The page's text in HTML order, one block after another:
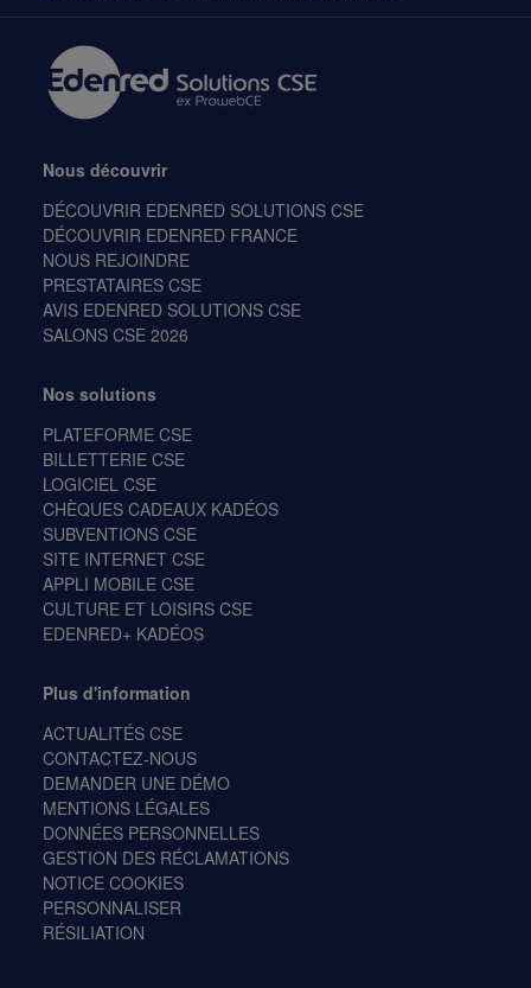
Nous découvrir
DÉCOUVRIR EDENRED SOLUTIONS CSE
DÉCOUVRIR EDENRED FRANCE
NOUS REJOINDRE
PRESTATAIRES CSE
AVIS EDENRED SOLUTIONS CSE
SALONS CSE 2026
Nos solutions
PLATEFORME CSE
BILLETTERIE CSE
LOGICIEL CSE
CHÈQUES CADEAUX KADÉOS
SUBVENTIONS CSE
SITE INTERNET CSE
APPLI MOBILE CSE
CULTURE ET LOISIRS CSE
EDENRED+ KADÉOS
Plus d'information
ACTUALITÉS CSE
CONTACTEZ-NOUS
DEMANDER UNE DÉMO
MENTIONS LÉGALES
DONNÉES PERSONNELLES
GESTION DES RÉCLAMATIONS
NOTICE COOKIES
PERSONNALISER
RÉSILIATION